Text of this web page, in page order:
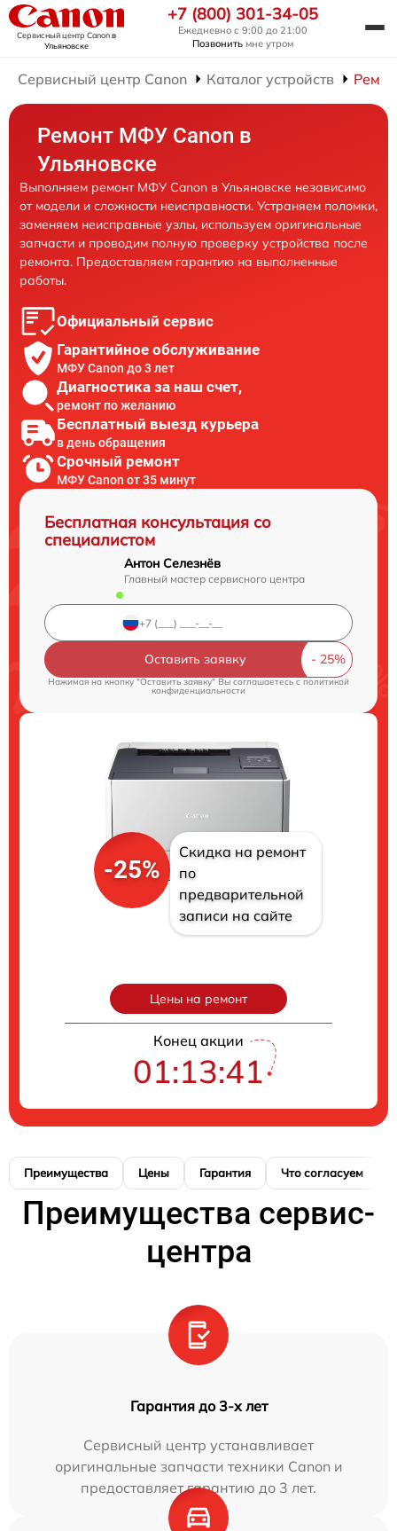
Сервисный центр Canonв
Ульяновске
+7 (800) 301-34-05
Ежедневно с 9:00 до 21:00
Позвонить мне утром
Сервисный центр Canon Каталог устройств
Ремонт МФУ Canon в
Ульяновске
Выполняем ремонт МФУ Canon в Ульяновске независимо
от модели и сложности неисправности. Устраняем поломки,
заменяем неисправные узлы, используем оригинальные
запчасти и проводим полную проверку устройства после
ремонта. Предоставляем гарантию на выполненные
работы.
Официальный сервис
Гарантийное обслуживание
МФУ Canon до 3 лет
Диагностика за наш счет,
ремонт по желанию
Бесплатный выезд курьера
в день обращения
Срочный ремонт
МФУ Canon от 35 минут
Бесплатная консультация со
специалистом
Антон Селезнёв
Главный мастер сервисного центра
Оставить заявку
Нажимая на кнопку "Оставить заявку" Вы соглашаетесь cполитикой
конфиденциальности
-25%
Скидка на ремонт
по
предварительной
записи на сайте
Цены на ремонт
Конец акции
01:13:40
Преимущества Цены Гарантия Что согласуем
Преимущества сервис-
центра
Гарантия до 3-х лет
Сервисный центр устанавливает
оригинальные запчасти техники Canon и
предоставляет гарантию до 3 лет.